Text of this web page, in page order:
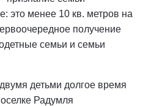
это менее 10 кв. метров на
получение
семьи и семьи
детьми долгое время
Радумля